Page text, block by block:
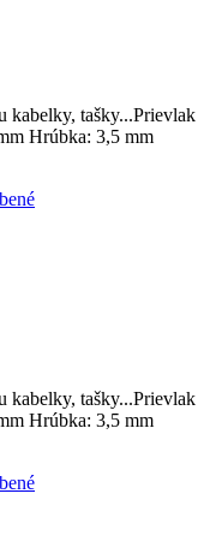
kabelky, tašky...Prievlak
Hrúbka: 3,5 mm
kabelky, tašky...Prievlak
Hrúbka: 3,5 mm